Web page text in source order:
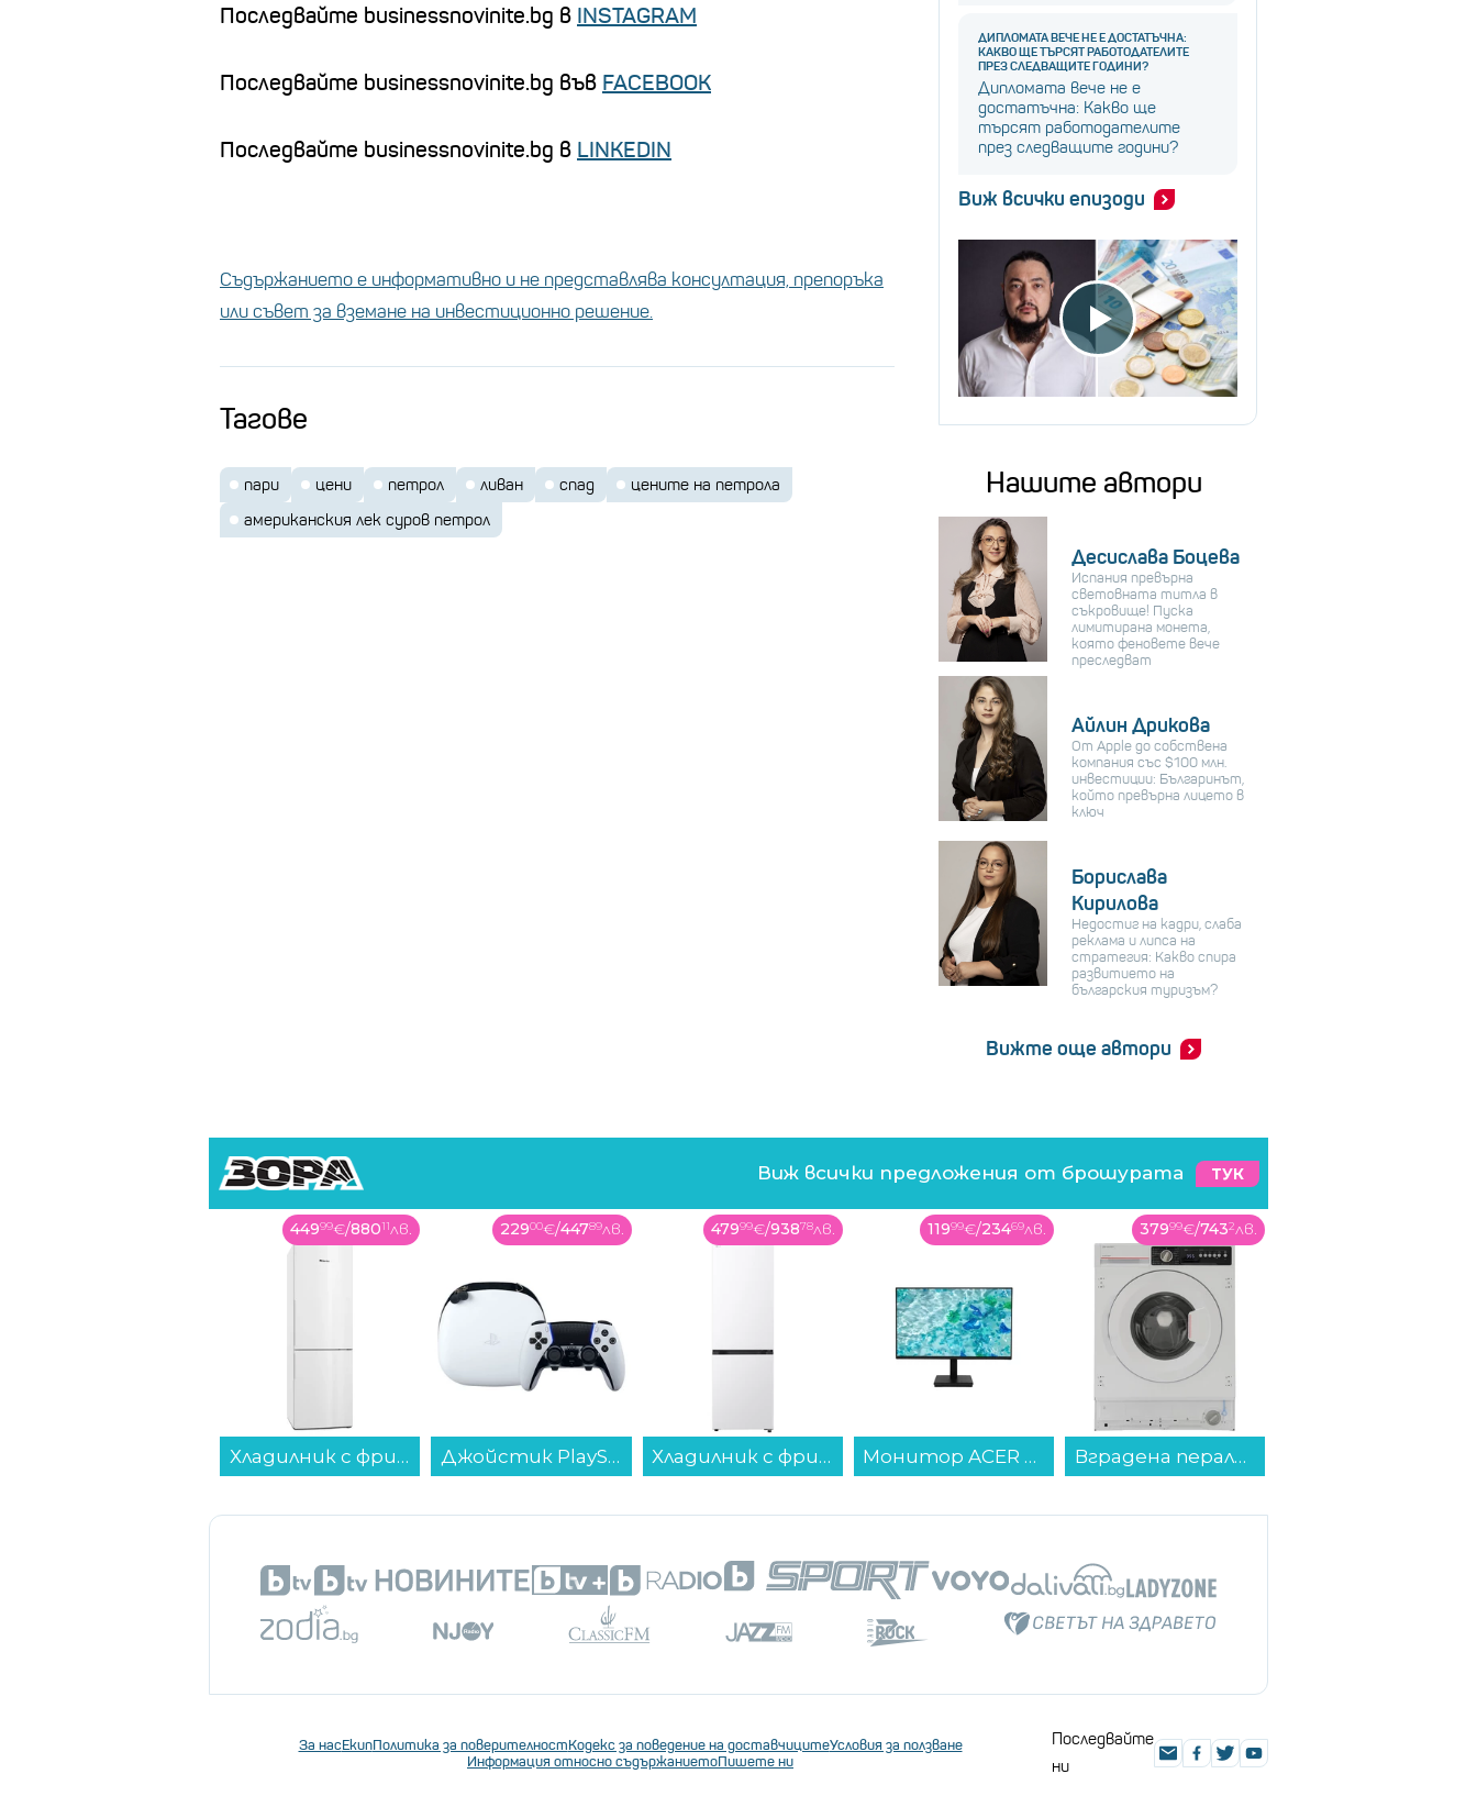
Последвайте businessnovinite.bg в INSTAGRAM
Последвайте businessnovinite.bg във FACEBOOK
Последвайте businessnovinite.bg в LINKEDIN
Съдържанието е информативно и не представлява консултация, препоръка
или съвет за вземане на инвестиционно решение.
Тагове
пари цени петрол ливан спад
цените на петрола
американския лек суров петрол
ДИПЛОМАТА ВЕЧЕ НЕ Е ДОСТАТЪЧНА:
КАКВО ЩЕ ТЪРСЯТ РАБОТОДАТЕЛИТЕ
ПРЕЗ СЛЕДВАЩИТЕ ГОДИНИ?
Дипломата вече не е
достатъчна: Какво ще
търсят работодателите
през следващите години?
Виж всички епизоди
Нашите автори
Десислава Боцева
Испания превърна
световната титла в
съкровище! Пуска
лимитирана монета,
която феновете вече
преследват
Айлин Дрикова
От Apple до собствена
компания със $100 млн.
инвестиции: Българинът,
който превърна лицето в
ключ
Борислава
Кирилова
Недостиг на кадри, слаба
реклама и липса на
стратегия: Какво спира
развитието на
българския туризъм?
Вижте още автори
Виж всички предложения от брошурата ТУК
44999€/88011лв.
Хладилник с фризер MIELE KD 4072 E ws Active , 308 l, E , Бял , Статична...
22900€/44789лв.
Джойстик PlayStation DualSense Edge...
47999€/93878лв.
Хладилник с фризер LG GBBSJ10DSW , 333 l, D , No Frost , Бял...
11999€/23469лв.
Монитор ACER VERO V7 V277Gbi UM.HV7EE.G01 , 27.00...
37999€/7432лв.
Вградена пералня Sharp ES-NIB714BWNA-EE , 1400 об./мин., 7.00 kg, A , Бял...
За насЕкипПолитика за поверителностКодекс за поведение на доставчицитеУсловия за ползване
Информация относно съдържаниетоПишете ни
Последвайте
ни